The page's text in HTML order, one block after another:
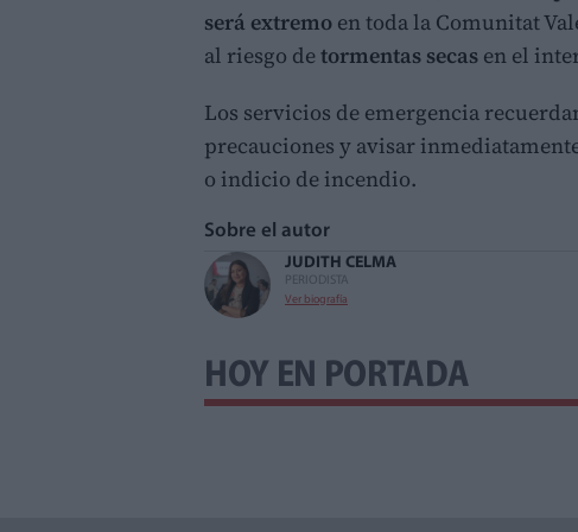
será extremo en toda la Comunitat
al riesgo detormentas secas en el
Los servicios de emergencia
precauciones y avisar
o indicio de incendio.
Sobre el autor
JUDITH CELMA
PERIODISTA
Ver biografía
HOY EN PORTADA